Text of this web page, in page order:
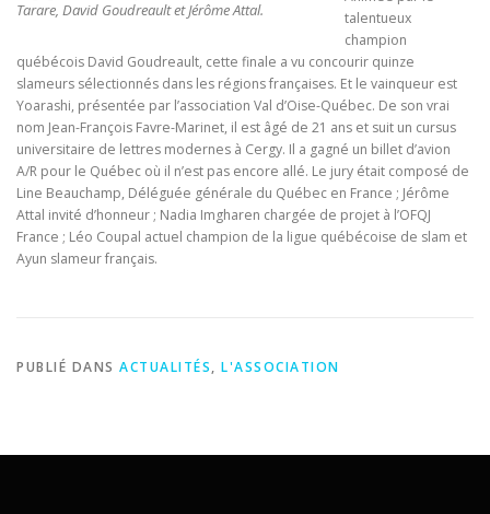
Tarare, David Goudreault et Jérôme Attal.
talentueux
champion
québécois David Goudreault, cette finale a vu concourir quinze
slameurs sélectionnés dans les régions françaises. Et le vainqueur est
Yoarashi, présentée par l’association Val d’Oise-Québec. De son vrai
nom Jean-François Favre-Marinet, il est âgé de 21 ans et suit un cursus
universitaire de lettres modernes à Cergy. Il a gagné un billet d’avion
A/R pour le Québec où il n’est pas encore allé. Le jury était composé de
Line Beauchamp, Déléguée générale du Québec en France ; Jérôme
Attal invité d’honneur ; Nadia Imgharen chargée de projet à l’OFQJ
France ; Léo Coupal actuel champion de la ligue québécoise de slam et
Ayun slameur français.
PUBLIÉ DANS ACTUALITÉS, L'ASSOCIATION